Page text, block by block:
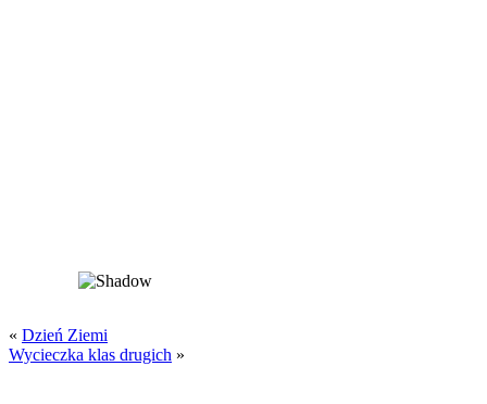
« Dzień Ziemi
Wycieczka klas drugich »